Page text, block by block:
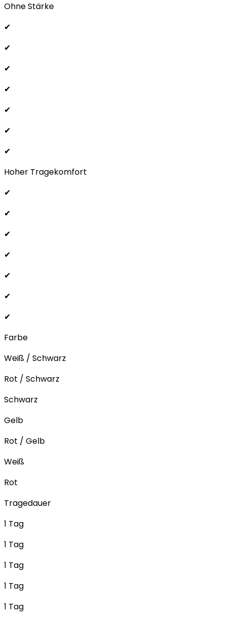
Ohne Stärke
✔
✔
✔
✔
✔
✔
✔
Hoher Tragekomfort
✔
✔
✔
✔
✔
✔
✔
Farbe
Weiß / Schwarz
Rot / Schwarz
Schwarz
Gelb
Rot / Gelb
Weiß
Rot
Tragedauer
1 Tag
1 Tag
1 Tag
1 Tag
1 Tag